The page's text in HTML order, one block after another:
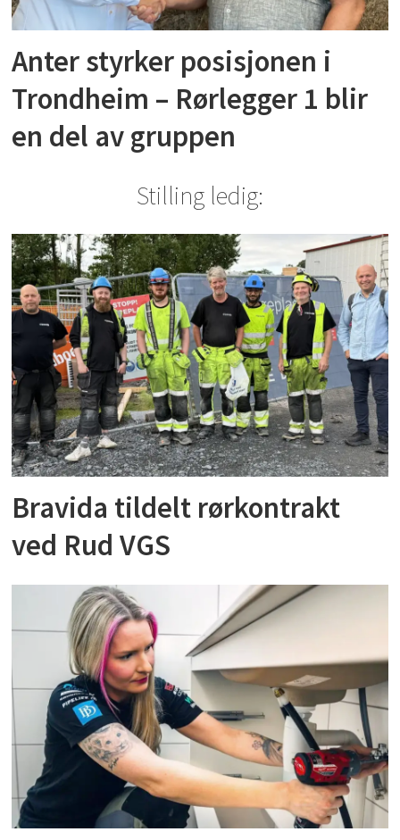
Anter styrker posisjonen i
Trondheim – Rørlegger 1 blir
en del av gruppen
Stilling ledig:
Bravida tildelt rørkontrakt
ved Rud VGS